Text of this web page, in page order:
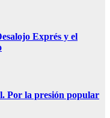
Exprés y el
Por la presión popular